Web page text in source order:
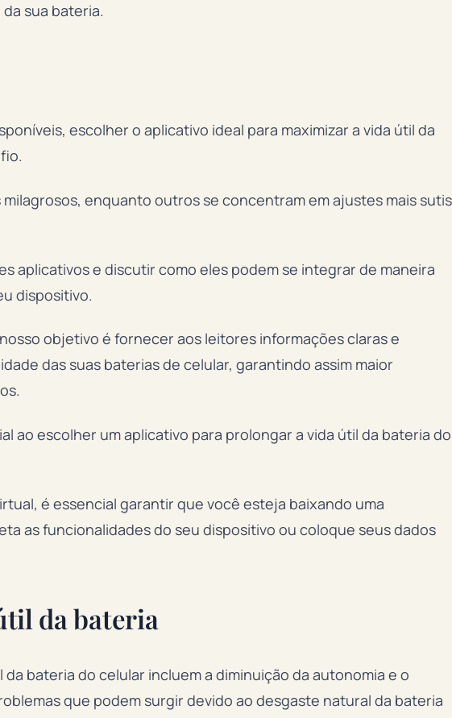
sua bateria.
escolher o aplicativo ideal para maximizar a vida útil da
enquanto outros se concentram em ajustes mais
aplicativos e discutir como eles podem se integrar de maneira
dispositivo.
objetivo é fornecer aos leitores informações claras e
das suas baterias de celular, garantindo assim maior
ao escolher um aplicativo para prolongar a vida útil da bateria do
é essencial garantir que você esteja baixando uma
as funcionalidades do seu dispositivo ou coloque seus dados
da bateria
bateria do celular incluem a diminuição da autonomia e o
que podem surgir devido ao desgaste natural da bateria